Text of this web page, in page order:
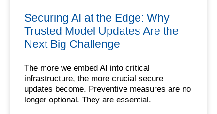
Securing AI at the Edge: Why
Trusted Model Updates Are the
Next Big Challenge
The more we embed AI into critical
infrastructure, the more crucial secure
updates become. Preventive measures are no
longer optional. They are essential.